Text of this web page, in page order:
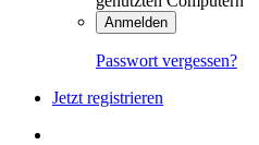
Anmelden
Passwort vergessen?
Jetzt registrieren